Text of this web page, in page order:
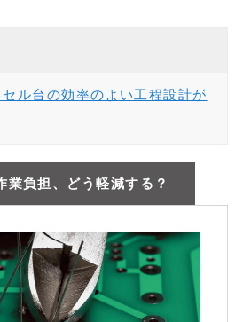
ル台の効率のよい工程設計が
業負担、どう軽減する？